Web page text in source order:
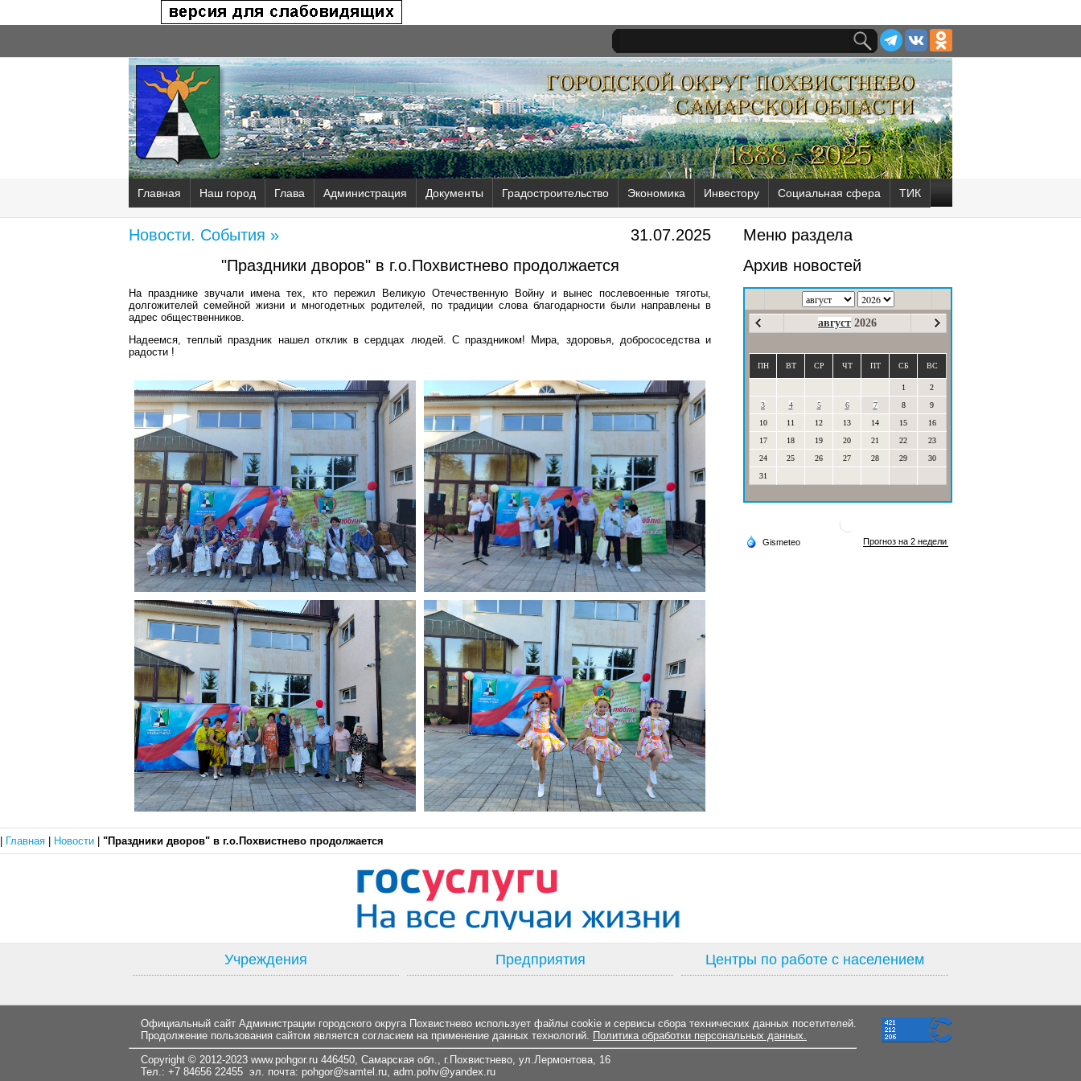
Главная Наш город Глава Администрация Документы Градостроительство Экономика Инвестору Социальная сфера ТИК
31.07.2025
Новости. События »
"Праздники дворов" в г.о.Похвистнево продолжается
На празднике звучали имена тех, кто пережил Великую Отечественную Войну и вынес послевоенные тяготы,
долгожителей семейной жизни и многодетных родителей, по традиции слова благодарности были направлены в
адрес общественников.
Надеемся, теплый праздник нашел отклик в сердцах людей. С праздником! Мира, здоровья, добрососедства и
радости !
Меню раздела
Архив новостей
август 2026
ПН ВТ СР ЧТ ПТ СБ ВС
1
2
3
4 5 6 7 8
9
10
11 12 13 14 15
16
17
18 19 20 21 22
23
24
25 26 27 28 29
30
31
Главная Новости "Праздники дворов" в г.о.Похвистнево продолжается
Учреждения Предприятия Центры по работе с населением
Официальный сайт Администрации городского округа Похвистнево использует файлы cookie и сервисы сбора технических данных посетителей.
Продолжение пользования сайтом является согласием на применение данных технологий. Политика обработки персональных данных.
Copyright © 2012-2023 www.pohgor.ru 446450, Самарская обл., г.Похвистнево, ул.Лермонтова, 16
Тел.: +7 84656 22455 эл. почта: pohgor@samtel.ru, adm.pohv@yandex.ru